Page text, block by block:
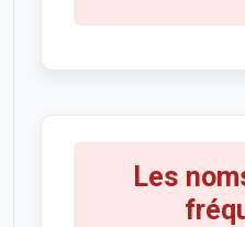
Les